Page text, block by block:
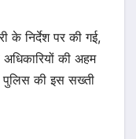
के निर्देश पर की गई,
की अहम
पुलिस की इस सख्ती